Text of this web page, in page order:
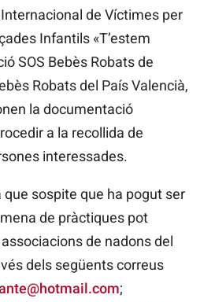
de Víctimes per
Infantils «T’estem
SOS Bebès Robats de
Robats del País Valencià,
la documentació
a la recollida de
interessades.
que sospite que ha pogut ser
de pràctiques pot
de nadons del
dels següents correus
;